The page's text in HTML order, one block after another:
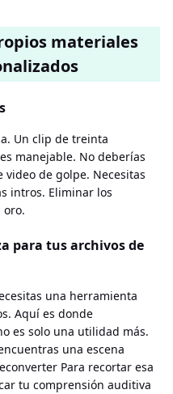
materiales
Un clip de treinta
manejable. No deberías
de golpe. Necesitas
intros. Eliminar los
oro.
para tus archivos de
una herramienta
Aquí es donde
es solo una utilidad más.
una escena
Para recortar esa
tu comprensión auditiva